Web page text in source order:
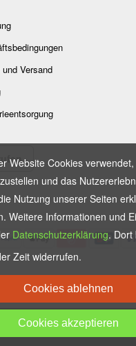
Versand
Website Cookies
und das
Nutzung unserer Seiten
Weitere Informationen und
Datenschutzerklärung. Dort
Zeit widerrufen.
Cookies ablehnen
Cookies akzeptieren